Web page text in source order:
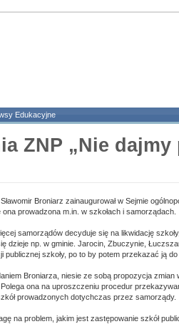
Edukacyjne
ZNP „Nie
Broniarz zainaugurował w Sejmie
ona prowadzona m.in. w szkołach i samorządach.
samorządów decyduje się na likwidację
dzieje np. w gminie. Jarocin, Zbuczynie,
publicznej szkoły, po to by potem przekazać ją
Broniarza, niesie ze sobą propozycja
ona na uproszczeniu procedur
prowadzonych dotychczas przez samorządy.
na problem, jakim jest zastępowanie szkół